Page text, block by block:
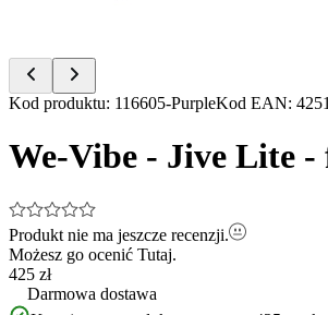
Item
of
17
Kod produktu: 116605-PurpleKod EAN:
We-Vibe - Jive Lite
Produkt nie ma jeszcze recenzji.
Możesz go ocenić Tutaj.
425 zł
Darmowa dostawa